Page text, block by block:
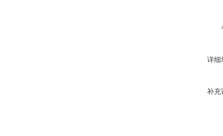
详细
补充